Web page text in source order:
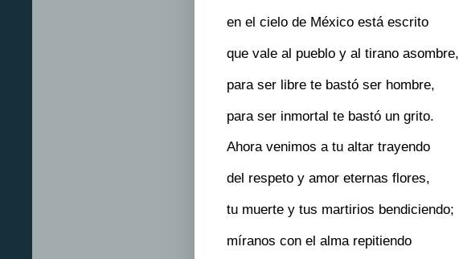
en el cielo de México está escrito
que vale al pueblo y al tirano asombre,
para ser libre te bastó ser hombre,
para ser inmortal te bastó un grito.
Ahora venimos a tu altar trayendo
del respeto y amor eternas flores,
tu muerte y tus martirios bendiciendo;
míranos con el alma repitiendo